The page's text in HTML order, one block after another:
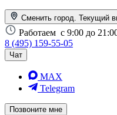
Сменить город. Текущий
Работаем с 9:00 до
8 (495) 159-55-05
Чат
MAX
Telegram
Позвоните мне